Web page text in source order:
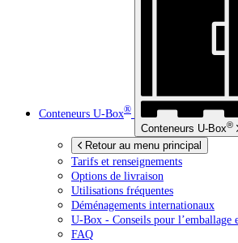
Conteneurs U-Box®
Conteneurs U-Box®
Retour au menu principal
Tarifs et renseignements
Options de livraison
Utilisations fréquentes
Déménagements internationaux
U-Box - Conseils pour l’emballage
FAQ